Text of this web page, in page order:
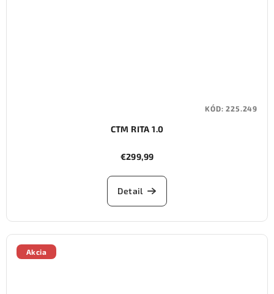
CTM RITA 1.0
€299,99
Detail
KÓD:225.249
Akcia